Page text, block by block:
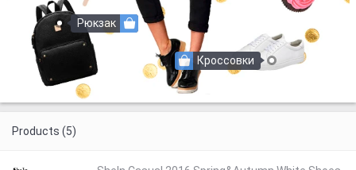
Кроссовки
Рюкзак
Products (5)